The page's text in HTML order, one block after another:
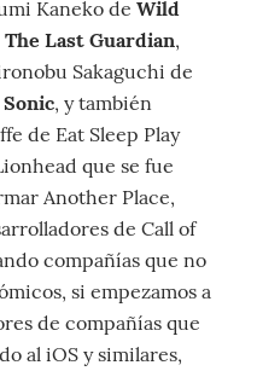
Kaneko de Wild
The Last Guardian,
Sakaguchi de
Sonic, y también
de Eat Sleep Play
que se fue
Another Place,
de Call of
compañías que no
si empezamos a
de compañías que
al iOS y similares,